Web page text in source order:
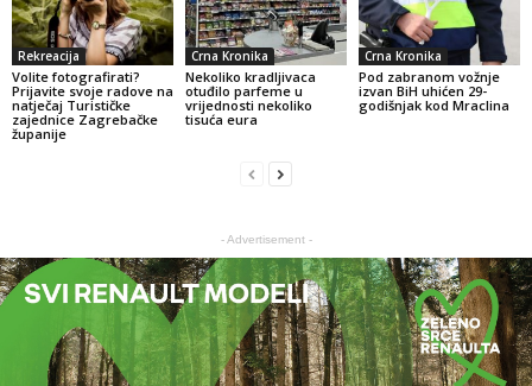
Rekreacija
Volite fotografirati?
Prijavite svoje radove na
natječaj Turističke
zajednice Zagrebačke
županije
Crna Kronika
Nekoliko kradljivaca
otuđilo parfeme u
vrijednosti nekoliko
tisuća eura
Crna Kronika
Pod zabranom vožnje
izvan BiH uhićen 29-
godišnjak kod Mraclina
- Advertisement -